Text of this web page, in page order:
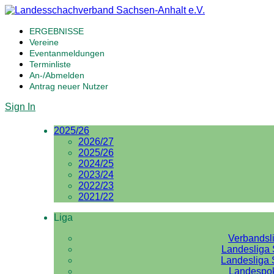
ERGEBNISSE
Vereine
Eventanmeldungen
Terminliste
An-/Abmelden
Antrag neuer Nutzer
Sign In
2025/26
2026/27
2025/26
2024/25
2023/24
2022/23
2021/22
Liga
Landesliga
Landesliga